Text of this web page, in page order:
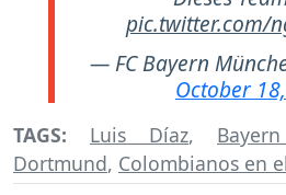
pic.twitter.com/
— FC Bayern
October
TAGS: Luis Díaz,
Dortmund, Colombianos en